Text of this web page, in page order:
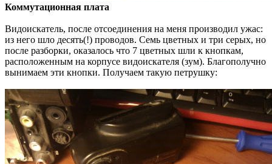
Коммутационная плата
Видоискатель, после отсоединения на меня производил ужас:
из него шло десять(!) проводов. Семь цветных и три серых, но
после разборки, оказалось что 7 цветных шли к кнопкам,
расположенным на корпусе видоискателя (зум). Благополучно
вынимаем эти кнопки. Получаем такую петрушку: